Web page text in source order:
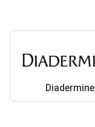
Diadermine